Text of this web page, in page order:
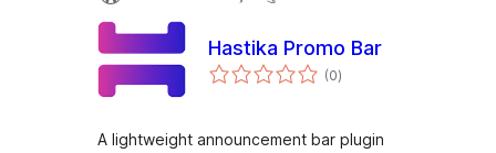
Hastika Promo Bar
(0કુલ
રેટિંગ્સ
)
A lightweight announcement bar plugin